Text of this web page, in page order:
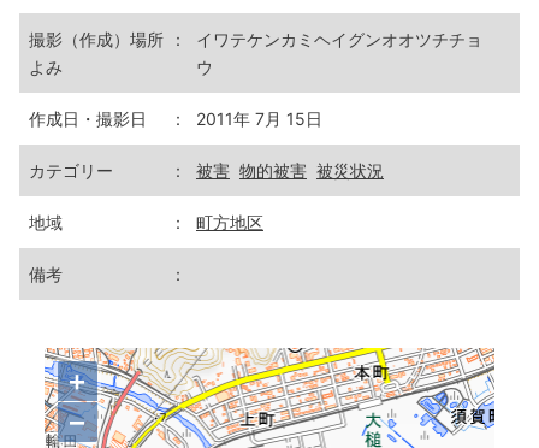
撮影（作成）場所
よみ
：
イワテケンカミヘイグンオオツチチョ
ウ
作成日・撮影日 ： 2011年 7月 15日
カテゴリー ： 被害 物的被害 被災状況
地域 ： 町方地区
備考 ：
+
−